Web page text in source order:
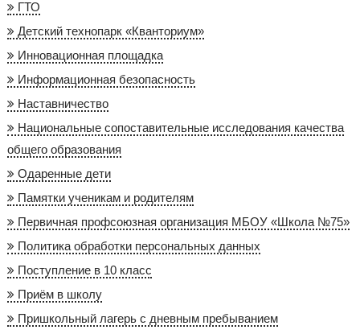
ГТО
Детский технопарк «Кванториум»
Инновационная площадка
Информационная безопасность
Наставничество
Национальные сопоставительные исследования качества
общего образования
Одаренные дети
Памятки ученикам и родителям
Первичная профсоюзная организация МБОУ «Школа №75»
Политика обработки персональных данных
Поступление в 10 класс
Приём в школу
Пришкольный лагерь с дневным пребыванием